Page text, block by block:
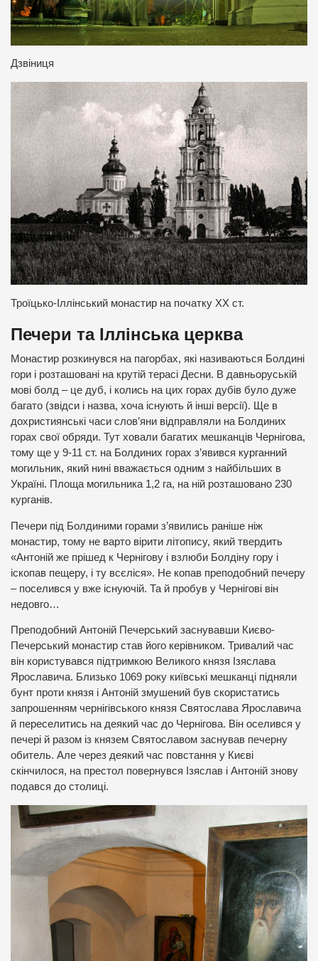
Дзвіниця
Троїцько-Іллінський монастир на початку ХХ ст.
Печери та Іллінська церква
Монастир розкинувся на пагорбах, які називаються Болдині
гори і розташовані на крутій терасі Десни. В давньоруській
мові болд – це дуб, і колись на цих горах дубів було дуже
багато (звідси і назва, хоча існують й інші версії). Ще в
дохристиянські часи слов’яни відправляли на Болдиних
горах свої обряди. Тут ховали багатих мешканців Чернігова,
тому ще у 9-11 ст. на Болдиних горах з’явився курганний
могильник, який нині вважається одним з найбільших в
Україні. Площа могильника 1,2 га, на ній розташовано 230
курганів.
Печери під Болдиними горами з’явились раніше ніж
монастир, тому не варто вірити літопису, який твердить
«Антоній же прішед к Чернігову і взлюби Болдіну гору і
іскопав пещеру, і ту всєліся». Не копав преподобний печеру
– поселився у вже існуючій. Та й пробув у Чернігові він
недовго…
Преподобний Антоній Печерський заснувавши Києво-
Печерський монастир став його керівником. Тривалий час
він користувався підтримкою Великого князя Ізяслава
Ярославича. Близько 1069 року київські мешканці підняли
бунт проти князя і Антоній змушений був скористатись
запрошенням чернігівського князя Святослава Ярославича
й переселитись на деякий час до Чернігова. Він оселився у
печері й разом із князем Святославом заснував печерну
обитель. Але через деякий час повстання у Києві
скінчилося, на престол повернувся Ізяслав і Антоній знову
подався до столиці.